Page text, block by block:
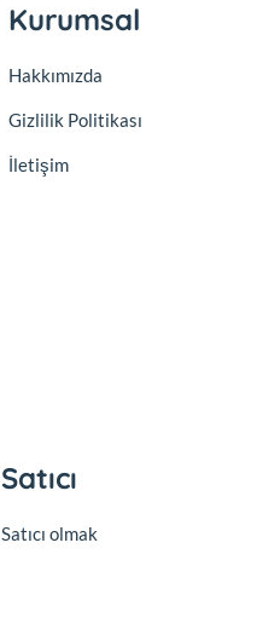
Kurumsal
Hakkımızda
Gizlilik Politikası
İletişim
Satıcı
Satıcı olmak